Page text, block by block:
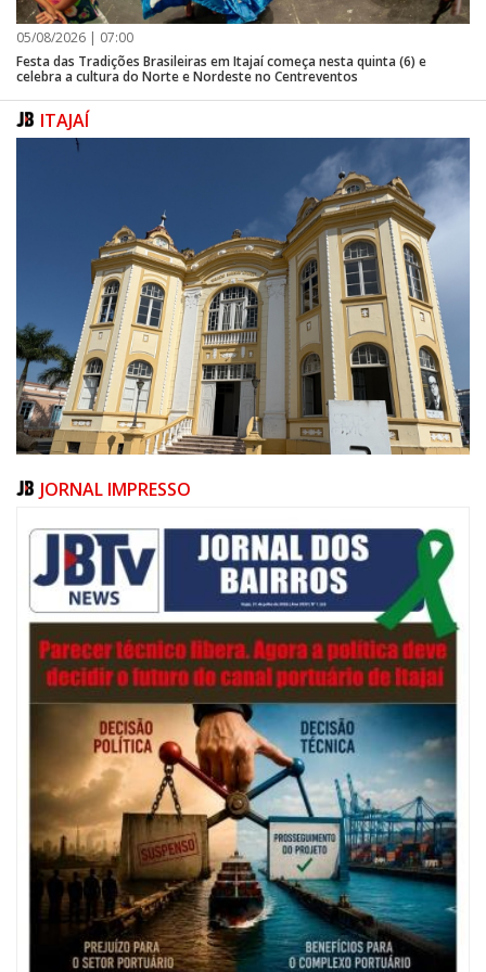
05/08/2026 | 07:00
Festa das Tradições Brasileiras em Itajaí começa nesta quinta (6) e
celebra a cultura do Norte e Nordeste no Centreventos
ITAJAÍ
05/08/2026 | 07:00
Salão Nobre Rui Barbosa do Palácio Marcos Konder abrigará gabinete
protocolar do Município
ITAJAÍ
JORNAL IMPRESSO